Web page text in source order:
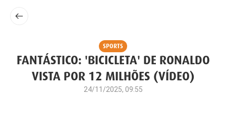
SPORTS
FANTÁSTICO: 'BICICLETA' DE RONALDO
VISTA POR 12 MILHÕES (VÍDEO)
24/11/2025, 09:55